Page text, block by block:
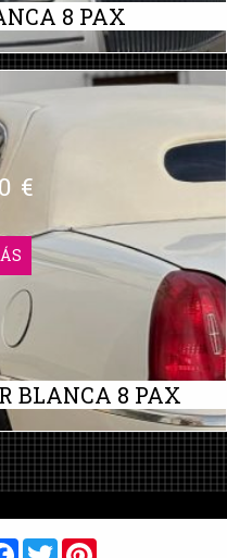
8 PAX
BLANCA 8 PAX
€
Facebook
Twitter